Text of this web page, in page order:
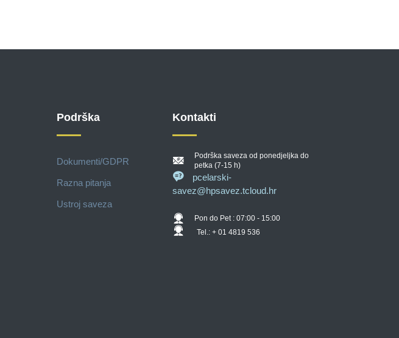
Podrška
Dokumenti/GDPR
Razna pitanja
Ustroj saveza
Kontakti
Podrška saveza od ponedjeljka do
petka (7-15 h)
pcelarski-
savez@hpsavez.tcloud.hr
Pon do Pet : 07:00 - 15:00
Tel.: + 01 4819 536